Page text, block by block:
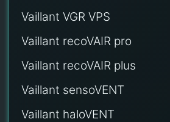
Vaillant VGR VPS
Vaillant recoVAIR pro
Vaillant recoVAIR plus
Vaillant sensoVENT
Vaillant haloVENT